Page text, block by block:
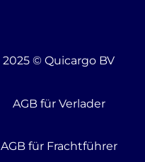
2025 © Quicargo BV
AGB für Verlader
AGB für Frachtführer